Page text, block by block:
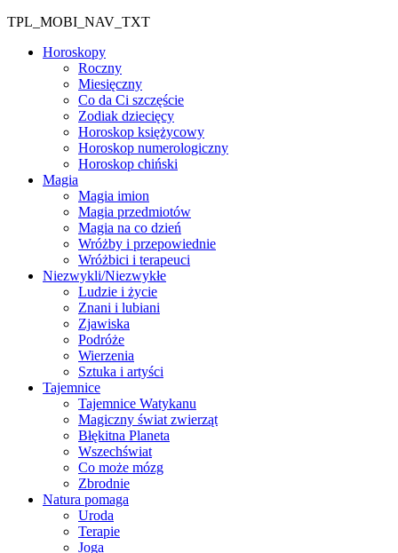
TPL_MOBI_NAV_TXT
Horoskopy
Roczny
Miesięczny
Co da Ci szczęście
Zodiak dziecięcy
Horoskop księżycowy
Horoskop numerologiczny
Horoskop chiński
Magia
Magia imion
Magia przedmiotów
Magia na co dzień
Wróżby i przepowiednie
Wróżbici i terapeuci
Niezwykli/Niezwykłe
Ludzie i życie
Znani i lubiani
Zjawiska
Podróże
Wierzenia
Sztuka i artyści
Tajemnice
Tajemnice Watykanu
Magiczny świat zwierząt
Błękitna Planeta
Wszechświat
Co może mózg
Zbrodnie
Natura pomaga
Uroda
Terapie
Joga